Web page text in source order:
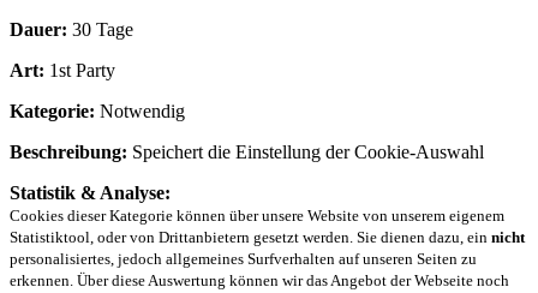
Dauer: 30 Tage
Art: 1st Party
Kategorie: Notwendig
Beschreibung: Speichert die Einstellung der Cookie-Auswahl
Statistik & Analyse:
Cookies dieser Kategorie können über unsere Website von unserem eigenem
Statistiktool, oder von Drittanbietern gesetzt werden. Sie dienen dazu, ein nicht
personalisiertes, jedoch allgemeines Surfverhalten auf unseren Seiten zu
erkennen. Über diese Auswertung können wir das Angebot der Webseite noch